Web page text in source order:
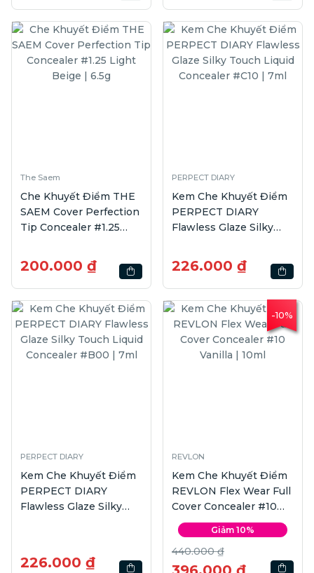
The Saem
Che Khuyết Điểm THE
SAEM Cover Perfection
Tip Concealer #1.25
200.000 ₫
PERPECT DIARY
Kem Che Khuyết Điểm
PERPECT DIARY
Flawless Glaze Silky
226.000 ₫
PERPECT DIARY
Kem Che Khuyết Điểm
PERPECT DIARY
Flawless Glaze Silky
226.000 ₫
-10%
REVLON
Kem Che Khuyết Điểm
REVLON Flex Wear Full
Cover Concealer #10
Vanilla | 10ml
Giảm 10%
440.000 ₫